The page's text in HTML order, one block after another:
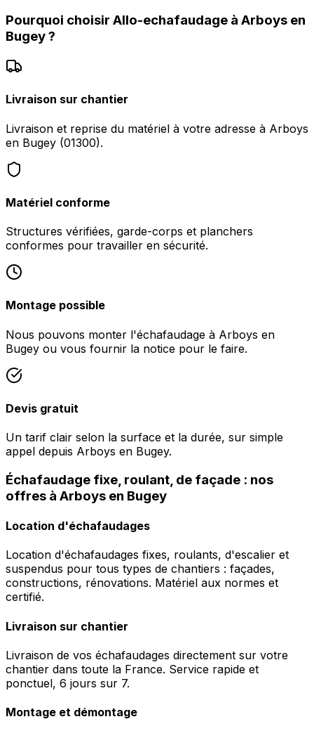
Pourquoi choisir Allo-echafaudage à Arboys en
Bugey?
Livraison sur chantier
Livraison et reprise du matériel à votre adresse à Arboys
en Bugey (01300).
Matériel conforme
Structures vérifiées, garde-corps et planchers
conformes pour travailler en sécurité.
Montage possible
Nous pouvons monter l'échafaudage à Arboys en
Bugey ou vous fournir la notice pour le faire.
Devis gratuit
Un tarif clair selon la surface et la durée, sur simple
appel depuis Arboys en Bugey.
Échafaudage fixe, roulant, de façade : nos
offres à Arboys en Bugey
Location d'échafaudages
Location d'échafaudages fixes, roulants, d'escalier et
suspendus pour tous types de chantiers : façades,
constructions, rénovations. Matériel aux normes et
certifié.
Livraison sur chantier
Livraison de vos échafaudages directement sur votre
chantier dans toute la France. Service rapide et
ponctuel, 6 jours sur 7.
Montage et démontage